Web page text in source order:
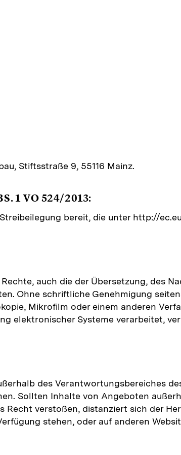
Stiftsstraße 9, 55116 Mainz.
1 VO 524/2013:
bereit, die unter http://
auch die der Übersetzung, des
Ohne schriftliche Genehmigung
Mikrofilm oder einem anderen
elektronischer Systeme verarbeitet,
des Verantwortungsbereiches
Sollten Inhalte von Angeboten
verstoßen, distanziert sich der
stehen, oder auf anderen